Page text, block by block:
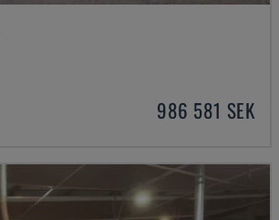
986 581 SEK